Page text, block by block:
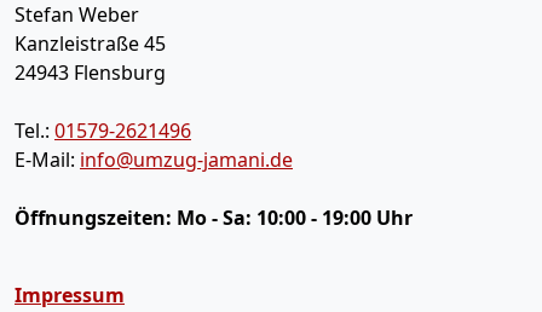
Stefan Weber
Kanzleistraße 45
24943 Flensburg
Tel.: 01579-2621496
E-Mail: info@umzug-jamani.de
Öffnungszeiten: Mo - Sa: 10:00 - 19:00 Uhr
Impressum